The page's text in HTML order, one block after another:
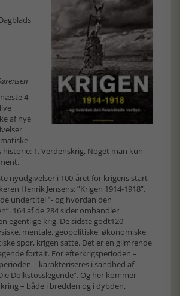
4
af nye
historie: 1. Verdenskrig. Noget man kun
nyudgivelser i 100-året for krigens start
Henrik Jensens: ”Krigen 1914-1918”.
undertitel ”- og hvordan den
164 af de 284 sider omhandler
egentlige krig. De sidste godt120
mentale, geopolitiske, økonomiske,
spor, krigen satte. Det er en glimrende
fortalt. For efterkrigsperioden –
– karakteriseres i sandhed af
Dolkstosslegende”. Og her kommer
– både i bredden og i dybden.